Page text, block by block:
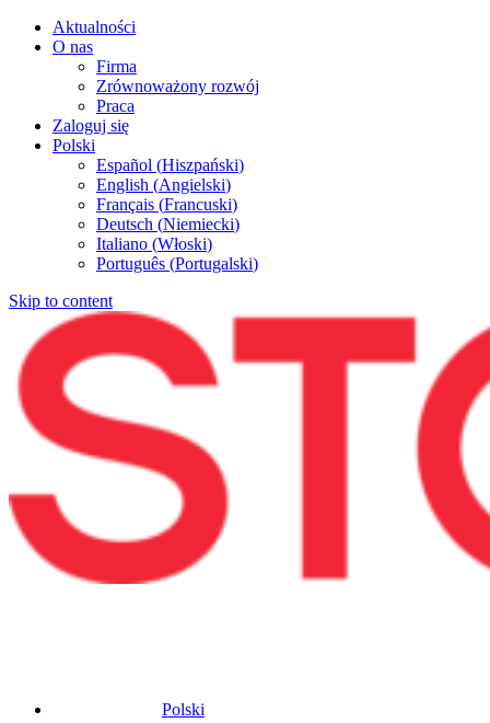
Aktualności
O nas
Firma
Zrównoważony rozwój
Praca
Zaloguj się
Polski
Español (Hiszpański)
English (Angielski)
Français (Francuski)
Deutsch (Niemiecki)
Italiano (Włoski)
Português (Portugalski)
Skip to content
Polski